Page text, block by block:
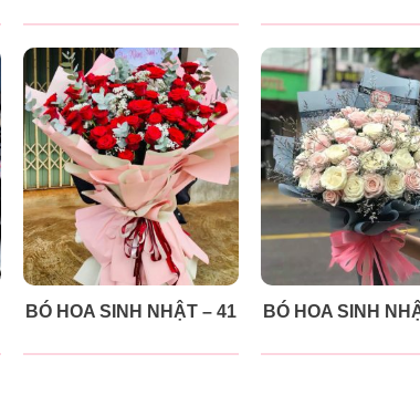
BÓ HOA SINH NHẬT – 41 BÓ HOA SINH